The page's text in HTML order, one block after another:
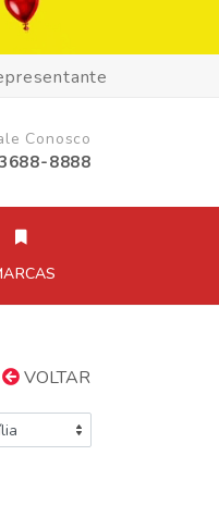
Conosco
8888
VOLTAR